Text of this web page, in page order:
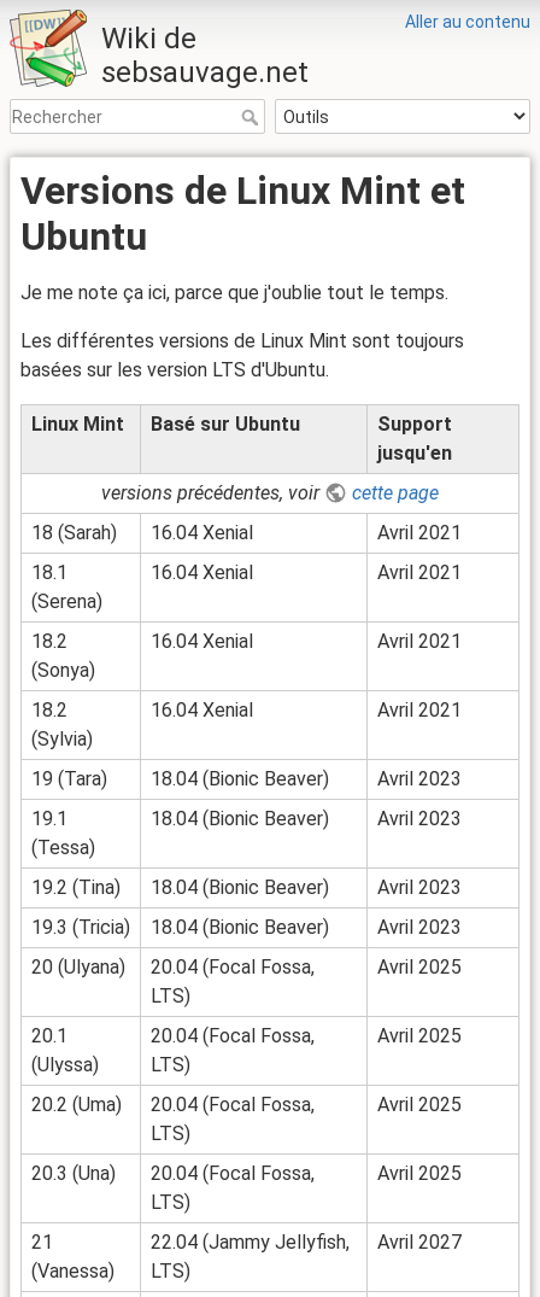
Aller au contenu
Wiki de
sebsauvage.net
Versions de Linux Mint et
Ubuntu
Je me note ça ici, parce que j'oublie tout le temps.
Les différentes versions de Linux Mint sont toujours
basées sur les version LTS d'Ubuntu.
Linux Mint Basé sur Ubuntu
Support
jusqu'en
versions précédentes, voir
cette page
18 (Sarah)
16.04 Xenial
Avril 2021
18.1
(Serena)
16.04 Xenial Avril 2021
18.2
(Sonya)
16.04 Xenial Avril 2021
18.2
(Sylvia)
16.04 Xenial Avril 2021
19 (Tara) 18.04 (Bionic Beaver)
Avril 2023
19.1
(Tessa)
18.04 (Bionic Beaver) Avril 2023
19.2 (Tina) 18.04 (Bionic Beaver)
Avril 2023
19.3 (Tricia)
18.04 (Bionic Beaver)
Avril 2023
20 (Ulyana)
20.04 (Focal Fossa,
LTS)
Avril 2025
20.1
(Ulyssa)
20.04 (Focal Fossa,
LTS)
Avril 2025
20.2 (Uma)
20.04 (Focal Fossa,
LTS)
Avril 2025
20.3 (Una)
20.04 (Focal Fossa,
LTS)
Avril 2025
21
(Vanessa)
22.04 (Jammy Jellyfish,
LTS)
Avril 2027